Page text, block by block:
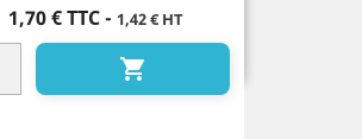
Prix
1,70 € TTC- 1,42 € HT
